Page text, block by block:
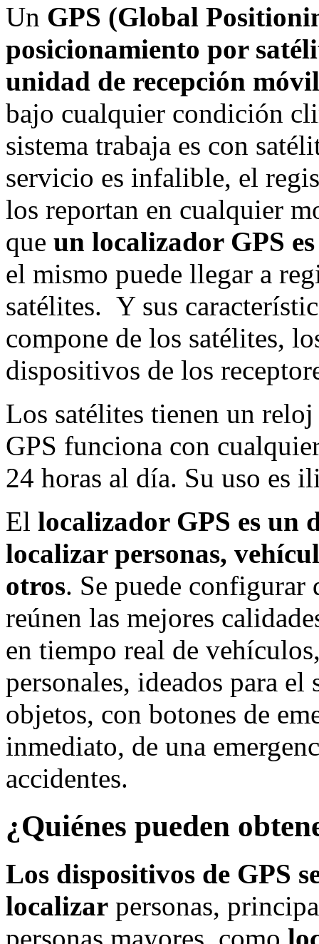
Un GPS (Global
posicionamiento por
unidad de recepción
bajo cualquier condición
sistema trabaja es con
servicio es infalible, el
los reportan en cualquier
que un localizador GPS
el mismo puede llegar a
satélites. Y sus
compone de los satélites,
dispositivos de los
Los satélites tienen un
GPS funciona con
24 horas al día. Su uso es
El localizador GPS es un
localizar personas,
otros. Se puede configurar
reúnen las mejores
en tiempo real de
personales, ideados para
objetos, con botones de
inmediato, de una
accidentes.
¿Quiénes pueden
Los dispositivos de GPS
localizar personas,
personas mayores, como